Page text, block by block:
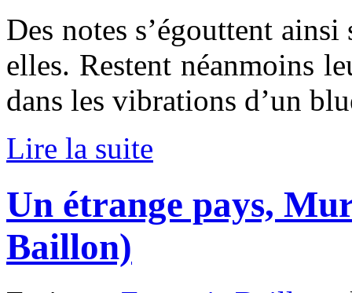
Des notes s’égouttent
elles. Restent néanmoins
dans les vibrations d’un
Lire la suite
Un étrange pays,
Baillon)